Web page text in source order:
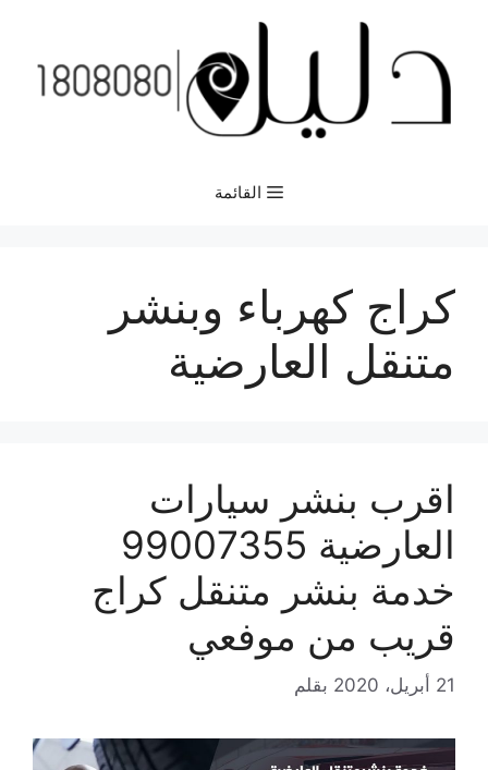
المحتوى
القائمة
كراج كهرباء وبنشر
متنقل العارضية
اقرب بنشر سيارات
العارضية 99007355
خدمة بنشر متنقل كراج
قريب من موفعي
21 أبريل، 2020 بقلم